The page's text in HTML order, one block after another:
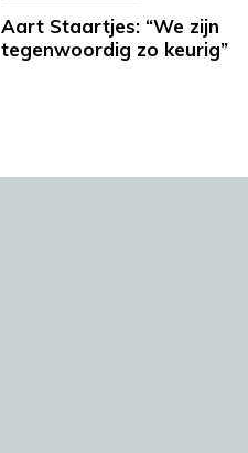
Aart Staartjes: “We zijn
tegenwoordig zo keurig”